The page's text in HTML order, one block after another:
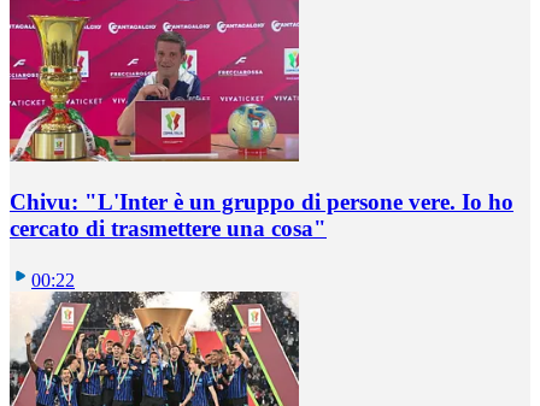
Chivu: "L'Inter è un gruppo di persone vere. Io ho
cercato di trasmettere una cosa"
00:22